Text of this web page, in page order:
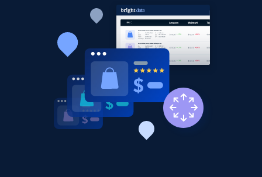
Etsy - Collects data from shop's URL
URL, Product id, Listing inventory id, Title, Rating,
Reviews count shop, Reviews count item, Initial
price, and more.
323+ Comenzar ahora